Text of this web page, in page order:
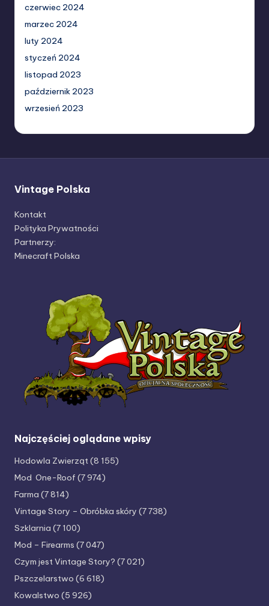
czerwiec 2024
marzec 2024
luty 2024
styczeń 2024
listopad 2023
październik 2023
wrzesień 2023
Vintage Polska
Kontakt
Polityka Prywatności
Partnerzy:
Minecraft Polska
Najczęściej oglądane wpisy
Hodowla Zwierząt(8 155)
Mod One-Roof (7 974)
Farma (7 814)
Vintage Story – Obróbka skóry (7 738)
Szklarnia (7 100)
Mod – Firearms (7 047)
Czym jest Vintage Story? (7 021)
Pszczelarstwo (6 618)
Kowalstwo (5 926)